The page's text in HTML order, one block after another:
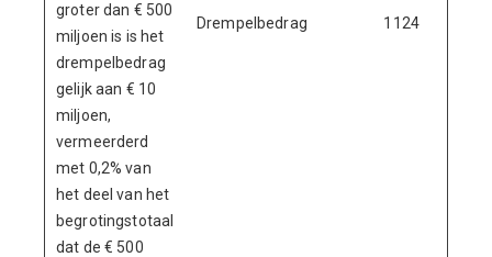
groter dan € 500
miljoen is is het
drempelbedrag
gelijk aan € 10
miljoen,
vermeerderd
met 0,2% van
het deel van het
begrotingstotaal
dat de € 500
Drempelbedrag 1124